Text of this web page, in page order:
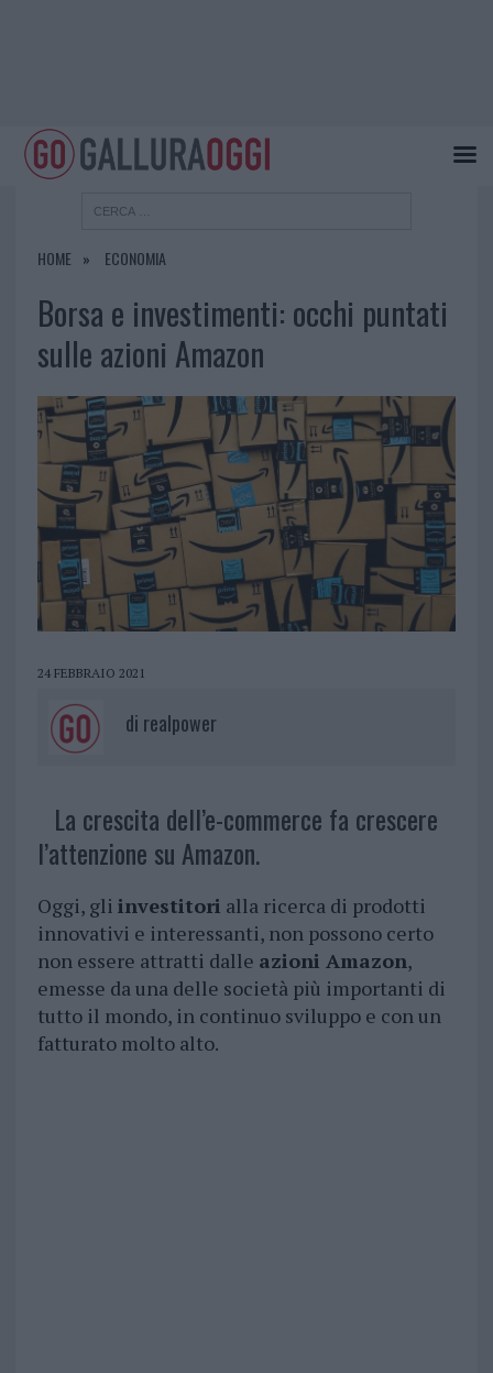
HOME ECONOMIA
Borsa e investimenti: occhi puntati
sulle azioni Amazon
24 FEBBRAIO 2021
di realpower
La crescita dell’e-commerce fa crescere
l’attenzione su Amazon.
Oggi, gli investitori alla ricerca di prodotti
innovativi e interessanti, non possono certo
non essere attratti dalle azioni Amazon,
emesse da una delle società più importanti di
tutto il mondo, in continuo sviluppo e con un
fatturato molto alto.